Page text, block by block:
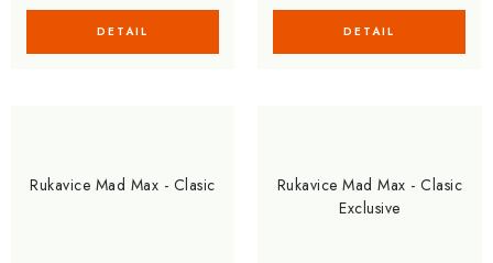
Rukavice Mad Max - Clasic
Rukavice Mad Max - Clasic
Exclusive